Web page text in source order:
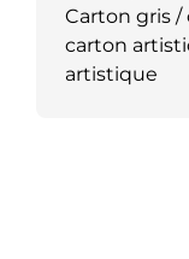
Carton gris
carton
artistique